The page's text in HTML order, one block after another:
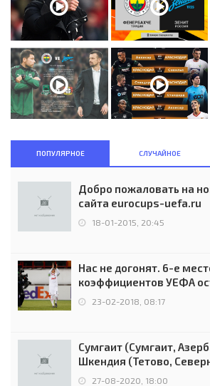
ПОПУЛЯРНОЕ СЛУЧАЙНОЕ
Добро пожаловать на
сайта eurocups-uefa.ru
18-01-2015, 20:45
Нас не догонят. 6-е
коэффициентов УЕФА
Россией
23-02-2018, 08:17
Сумгаит (Сумгаит,
Шкендия (Тетово,
0:2 (0:0)
27-08-2020, 18:00